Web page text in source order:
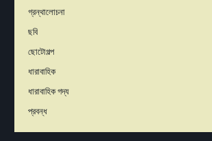
গ্রন্থালোচনা
ছবি
ছোটোগল্প
ধারাবাহিক
ধারাবাহিক গদ্য
প্রবন্ধ